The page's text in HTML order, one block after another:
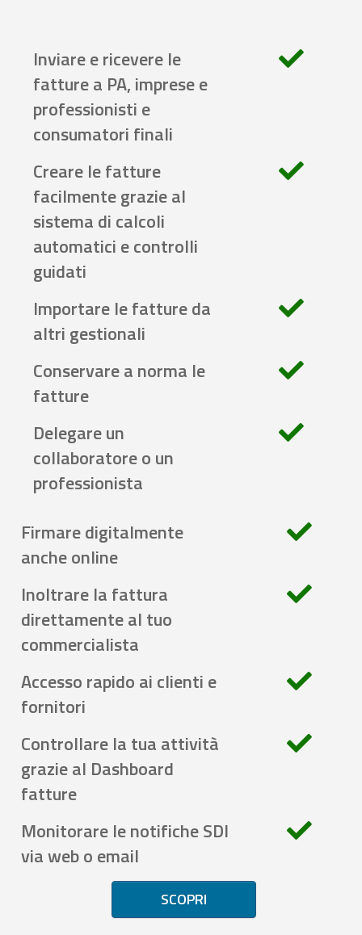
Inviare e ricevere le
fatture a PA, imprese e
professionisti e
consumatori finali
Creare le fatture
facilmente grazie al
sistema di calcoli
automatici e controlli
guidati
Importare le fatture da
altri gestionali
Conservare a norma le
fatture
Delegare un
collaboratore o un
professionista
Firmare digitalmente
anche online
Inoltrare la fattura
direttamente al tuo
commercialista
Accesso rapido ai clienti e
fornitori
Controllare la tua attività
grazie al Dashboard
fatture
Monitorare le notifiche SDI
via web o email
SCOPRI